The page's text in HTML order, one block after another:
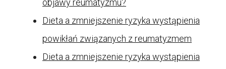
objawy reumatyzmu?
Dieta a zmniejszenie ryzyka wystąpienia
powikłań związanych z reumatyzmem
Dieta a zmniejszenie ryzyka wystąpienia